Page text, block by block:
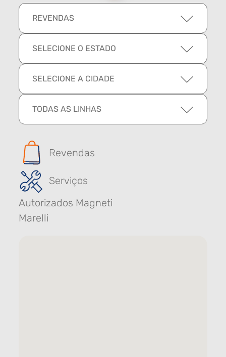
REVENDAS
SELECIONE O ESTADO
SELECIONE A CIDADE
TODAS AS LINHAS
Revendas
Serviços
Autorizados Magneti
Marelli